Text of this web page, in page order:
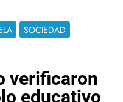
SOCIEDAD
verificaron
educativo